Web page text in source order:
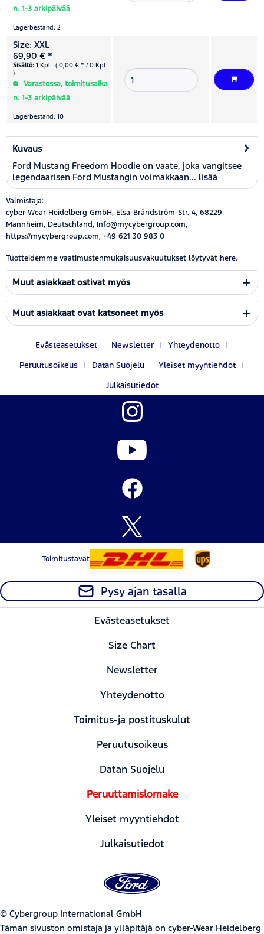
n. 1-3 arkipäivää
Lagerbestand: 2
Size: XXL
69,90 € *
Sisältö: 1 Kpl ( 0,00 € * / 0 Kpl
)
Varastossa, toimitusaika
n. 1-3 arkipäivää
Lagerbestand: 10
Kuvaus
Ford Mustang Freedom Hoodie on vaate, joka vangitsee
legendaarisen Ford Mustangin voimakkaan... lisää
Valmistaja:
cyber-Wear Heidelberg GmbH, Elsa-Brändström-Str. 4, 68229
Mannheim, Deutschland, Info@mycybergroup.com,
https://mycybergroup.com, +49 621 30 983 0
Tuotteidemme vaatimustenmukaisuusvakuutukset löytyvät here.
Muut asiakkaat ostivat myös
Muut asiakkaat ovat katsoneet myös
Evästeasetukset Newsletter
Yhteydenotto
Peruutusoikeus
Datan Suojelu
Yleiset myyntiehdot
Julkaisutiedot
Toimitustavat
Pysy ajan tasalla
Evästeasetukset
Size Chart
Newsletter
Yhteydenotto
Toimitus-ja postituskulut
Peruutusoikeus
Datan Suojelu
Peruuttamislomake
Yleiset myyntiehdot
Julkaisutiedot
© Cybergroup International GmbH
Tämän sivuston omistaja ja ylläpitäjä on cyber-Wear Heidelberg